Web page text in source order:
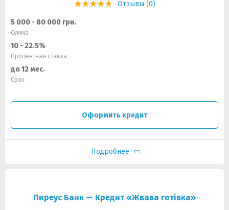
Отзывы (0)
5 000 - 80 000 грн.
Сумма
10 - 22.5%
Процентная ставка
до 12 мес.
Срок
Оформить кредит
Подробнее
Пиреус Банк — Кредит «Жвава готівка»